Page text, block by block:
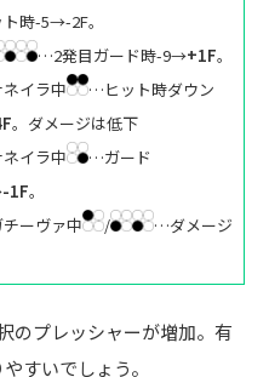
時-5→-2F。
…2発目ガード時-9→+1F。
ネイラ中
…ヒット時ダウン
。ダメージは低下
ネイラ中
…ガード
-1F。
チーヴァ中
/
…ダメージ
のプレッシャーが増加。有
すいでしょう。